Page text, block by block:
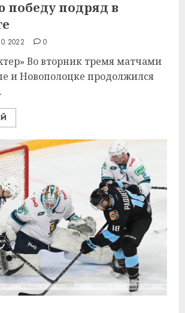
победу подряд в
0
Во вторник тремя матчами
и Новополоцке продолжился